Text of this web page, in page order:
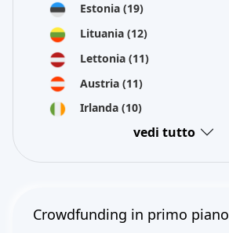
Estonia (19)
Lituania (12)
Lettonia (11)
Austria (11)
Irlanda (10)
vedi tutto
Crowdfunding in primo piano